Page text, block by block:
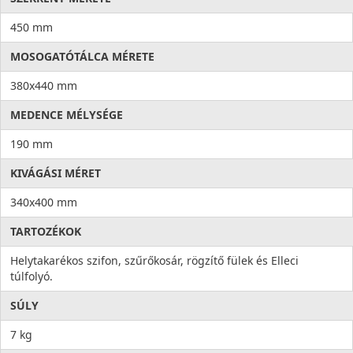
450 mm
MOSOGATÓTÁLCA MÉRETE
380x440 mm
MEDENCE MÉLYSÉGE
190 mm
KIVÁGÁSI MÉRET
340x400 mm
TARTOZÉKOK
Helytakarékos szifon, szűrőkosár, rögzítő fülek és Elleci
túlfolyó.
SÚLY
7 kg